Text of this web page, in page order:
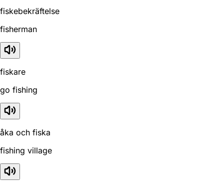
fiskebekräftelse
fisherman
fiskare
go fishing
åka och fiska
fishing village